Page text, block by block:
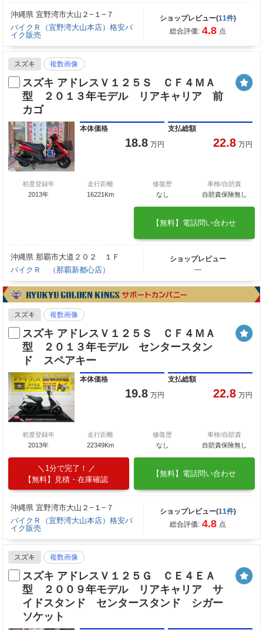
沖縄県 宜野湾市大山２−１−７
バイクＲ（宜野湾大山本店）格安バ
イク販売
ショップレビュー(11件)
総合評価: 4.8 点
スズキ 複数画像
スズキ アドレスＶ１２５Ｓ ＣＦ４ＭＡ
型 ２０１３年モデル リアキャリア 前
カゴ
本体価格
18.8 万円
支払総額
22.8 万円
初度登録年
2013年
走行距離
16221Km
修復歴
なし
車検/自賠責
自賠責保険無し
【無料】電話問い合わせ
沖縄県 那覇市大道２０２ １Ｆ
バイクＲ （那覇新都心店）
ショップレビュー
―
スズキ 複数画像
スズキ アドレスＶ１２５Ｓ ＣＦ４ＭＡ
型 ２０１３年モデル センタースタン
ド スペアキー
本体価格
19.8 万円
支払総額
22.8 万円
初度登録年
2013年
走行距離
22349Km
修復歴
なし
車検/自賠責
自賠責保険無し
1分で完了！
【無料】見積・在庫確認
【無料】電話問い合わせ
沖縄県 宜野湾市大山２−１−７
バイクＲ（宜野湾大山本店）格安バ
イク販売
ショップレビュー(11件)
総合評価: 4.8 点
スズキ 複数画像
スズキ アドレスＶ１２５Ｇ ＣＥ４ＥＡ
型 ２００９年モデル リアキャリア サ
イドスタンド センタースタンド シガー
ソケット